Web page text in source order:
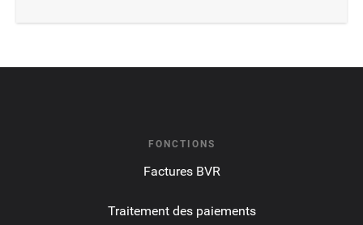
FONCTIONS
Factures BVR
Traitement des paiements